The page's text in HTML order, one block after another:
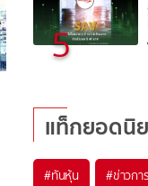
5
แท็กยอดนิ
#ทันหุ้น #ข่าวกา